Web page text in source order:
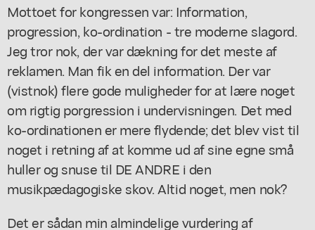
Mottoet for kongressen var: Information,
progression, ko-ordination - tre moderne slagord.
Jeg tror nok, der var dækning for det meste af
reklamen. Man fik en del information. Der var
(vistnok) flere gode muligheder for at lære noget
om rigtig porgression i undervisningen. Det med
ko-ordinationen er mere flydende; det blev vist til
noget i retning af at komme ud af sine egne små
huller og snuse til DE ANDRE i den
musikpædagogiske skov. Altid noget, men nok?
Det er sådan min almindelige vurdering af